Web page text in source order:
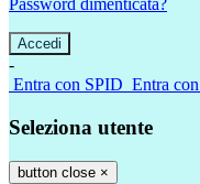
Password dimenticata?
-
Entra con SPID Entra
Seleziona utente
button close ×